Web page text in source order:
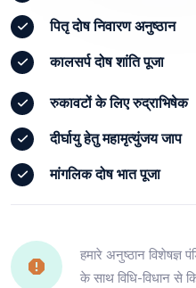
पितृ दोषनिवारण अनुष्ठान
कालसर्प दोषशांति पूजा
रुकावटों के लिएरुद्राभिषेक
दीर्घायु हेतुमहामृत्युंजय जाप
मांगलिक दोषभात पूजा
हमारे अनुष्ठान विशेषज्ञ
के साथ विधि-विधान से